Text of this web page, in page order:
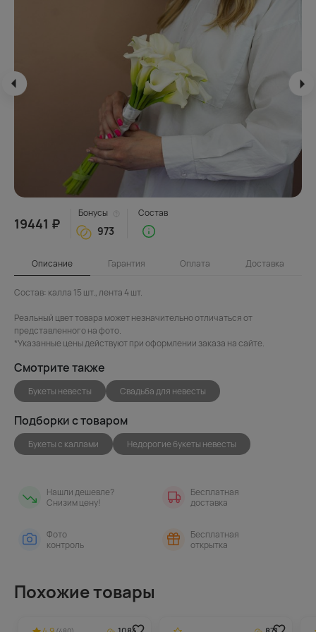
19441 ₽
Бонусы
973
Состав
Описание Гарантия Оплата Доставка
Состав: калла 15 шт., лента 4 шт.
Реальный цвет товара может незначительно отличаться от
представленного на фото.
*Указанные цены действуют при оформлении заказа на сайте.
Смотрите также
Букеты невесты Свадьба для невесты
Подборки с товаром
Букеты с каллами Недорогие букеты невесты
Нашли дешевле?
Снизим цену!
Бесплатная
доставка
Фото
контроль
Бесплатная
открытка
Похожие товары